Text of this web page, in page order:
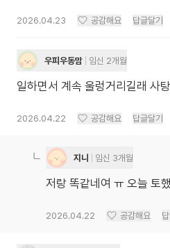
2026.04.23 공감해요 답글달기
우피우동맘 임신 2개월
일하면서 계속 울렁거리길래 사
2026.04.22 공감해요 답글달기
지니 임신 3개월
저랑 똑같네여 ㅠ 오늘 토
2026.04.22 공감해요